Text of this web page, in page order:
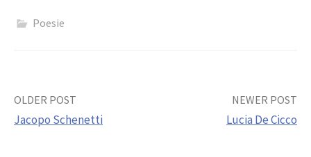
Poesie
Post
OLDER POST
Jacopo Schenetti
NEWER POST
Lucia De Cicco